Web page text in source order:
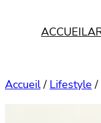
ACCUEIL
Accueil/ Lifestyle /